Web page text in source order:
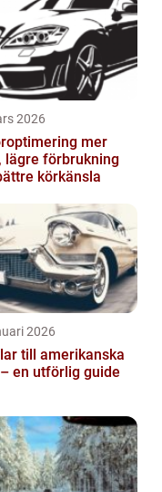
2026
mer
lägre förbrukning
körkänsla
2026
till amerikanska
en utförlig guide